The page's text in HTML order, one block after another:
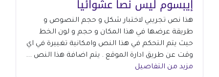
إيبسوم ليس نصاَ عشوائياً
هذا نص تجريبي لاختبار شكل و حجم النصوص و
طريقة عرضها في هذا المكان و حجم و لون الخط
حيث يتم التحكم في هذا النص وامكانية تغييرة في اي
وقت عن طريق ادارة الموقع . يتم اضافة هذا النص ...
مزيد من التفاصيل